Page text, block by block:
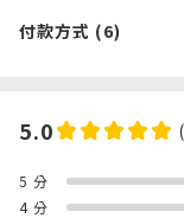
付款方式 (6)
5.0
5 分
4 分